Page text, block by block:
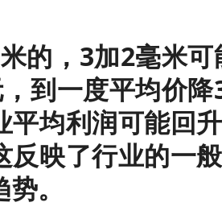
的，3加2毫米
到一度平均价
均利润可能回升
反映了行业的一
。